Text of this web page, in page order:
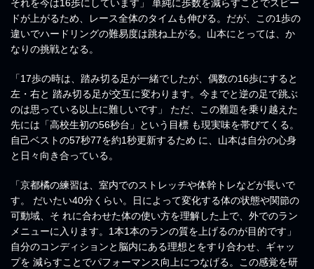
それを今は16歩にしています」 単純に歩数を減らすことでスピー
ドが上がるため、レース全体のタイムも伸びる。だが、この1歩の
違いでハードリングの難易度は跳ね上がる。山本にとっては、か
なりの挑戦となる。
「17歩の時は、踏み切る足が一緒でしたが、偶数の16歩にすると
左・右と 踏み切る足が交互に変わります。今までと逆の足で跳ぶ
のは思っている以上に難しいです」 ただ、この難題を乗り越えた
先には「高校生初の56秒台」という目標 も現実味を帯びてくる。
自己ベストの57秒77を約1秒更新するため に、山本は自分の心身
と日々向き合っている。
「京都橘の練習は、室内でのストレッチや体幹トレなどが長いで
す。 だいたい40分くらい。日によって変化する体の状態や関節の
可動域、そ れに合わせた体の使い方を理解した上で、外でのラン
メニューに入ります。1本1本のランの質を上げるのが目的です」
自分のコンディションと脳内にある理想とをすり合わせ、ギャッ
プを 減らすことでパフォーマンス向上につなげる。この感覚を研